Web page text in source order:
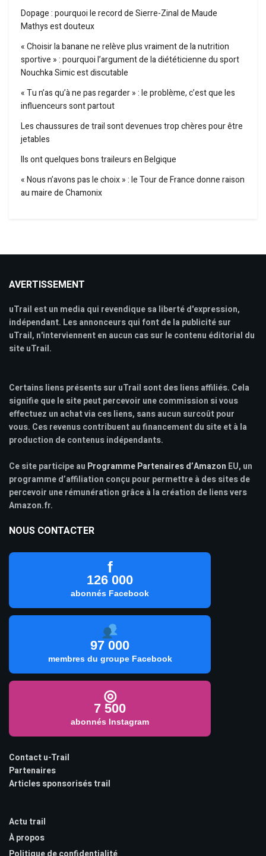
Dopage : pourquoi le record de Sierre-Zinal de Maude
Mathys est douteux
« Choisir la banane ne relève plus vraiment de la nutrition
sportive » : pourquoi l’argument de la diététicienne du sport
Nouchka Simic est discutable
« Tu n’as qu’à ne pas regarder » : le problème, c’est que les
influenceurs sont partout
Les chaussures de trail sont devenues trop chères pour être
jetables
Ils ont quelques bons traileurs en Belgique
« Nous n’avons pas le choix » : le Tour de France donne raison
au maire de Chamonix
AVERTISSEMENT
uTrail est un media qui revendique sa liberté d'expression,
indépendant. Les annonceurs qui font de la publicité sur
uTrail, n'interviennent en aucun cas sur le contenu éditorial du
site uTrail.
Certains liens présents sur uTrail sont des liens affiliés. Cela
signifie que le site peut percevoir une commission si vous
effectuez un achat via ces liens, sans aucun surcoût pour
vous. Ces revenus contribuent au financement du site et à la
production de contenus indépendants.
Ce site participe au Programme Partenaires d’Amazon EU, un
programme d’affiliation conçu pour permettre à des sites de
percevoir une rémunération grâce à la création de liens vers
Amazon.fr.
NOUS CONTACTER
f
126 000
abonnés Facebook
97 000
membres du groupe Facebook
◎
7 500
abonnés Instagram
Contact u-Trail
Partenaires
Articles sponsorisés trail
Actu trail
À propos